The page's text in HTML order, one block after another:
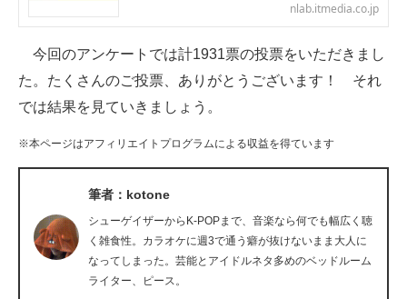
企業向けIT製品の総合サイト
IT製品の技術・比較・事例
エレクトロニクス専門サイト
電子設計の基本と応用
エネルギーの専門メディア
nlab.itmedia.co.jp
今回のアンケートでは計1931票の投票をいただきまし
た。たくさんのご投票、ありがとうございます！ それ
では結果を見ていきましょう。
※本ページはアフィリエイトプログラムによる収益を得ています
筆者：kotone
シューゲイザーからK-POPまで、音楽なら何でも幅広く聴
く雑食性。カラオケに週3で通う癖が抜けないまま大人に
なってしまった。芸能とアイドルネタ多めのベッドルーム
ライター、ピース。